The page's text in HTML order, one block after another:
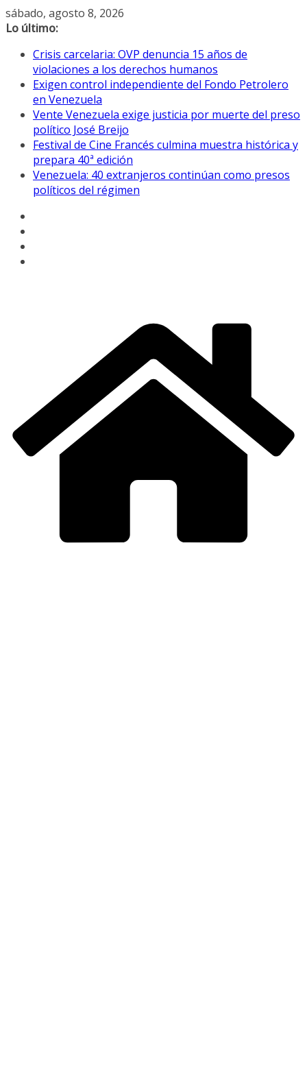
Saltar
al
sábado, agosto 8, 2026
Lo último:
Crisis carcelaria: OVP denuncia 15 años de
violaciones a los derechos humanos
Exigen control independiente del Fondo Petrolero
en Venezuela
Vente Venezuela exige justicia por muerte del preso
político José Breijo
Festival de Cine Francés culmina muestra histórica y
prepara 40ª edición
Venezuela: 40 extranjeros continúan como presos
políticos del régimen